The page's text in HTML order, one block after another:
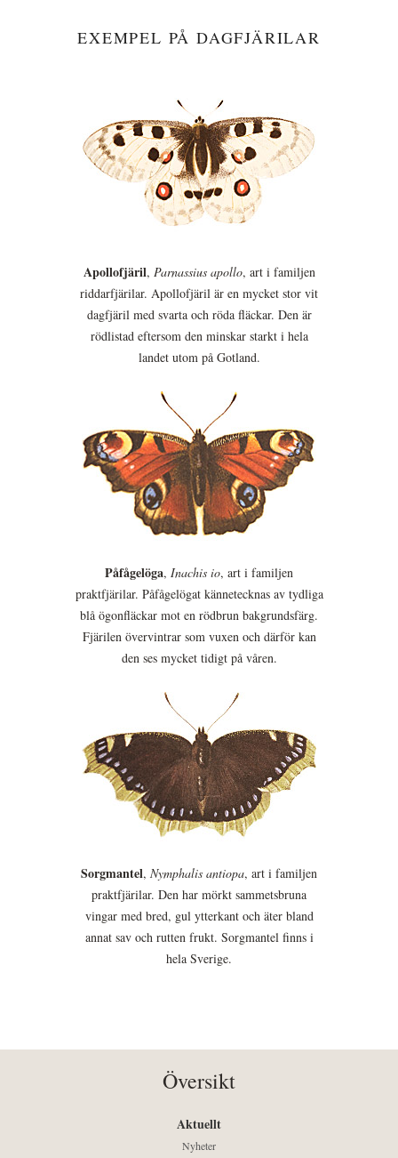
EXEMPEL PÅ DAGFJÄRILAR
Apollofjäril, Parnassius apollo, art i familjen
riddarfjärilar. Apollofjäril är en mycket stor vit
dagfjäril med svarta och röda fläckar. Den är
rödlistad eftersom den minskar starkt i hela
landet utom på Gotland.
Påfågelöga, Inachis io, art i familjen
praktfjärilar. Påfågelögat kännetecknas av tydliga
blå ögonfläckar mot en rödbrun bakgrundsfärg.
Fjärilen övervintrar som vuxen och därför kan
den ses mycket tidigt på våren.
Sorgmantel, Nymphalis antiopa, art i familjen
praktfjärilar. Den har mörkt sammetsbruna
vingar med bred, gul ytterkant och äter bland
annat sav och rutten frukt. Sorgmantel finns i
hela Sverige.
Översikt
Aktuellt
Nyheter